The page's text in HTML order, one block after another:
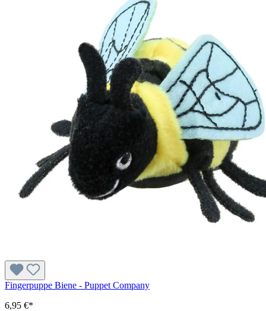
Fingerpuppe Biene - Puppet Company
6,95 €*